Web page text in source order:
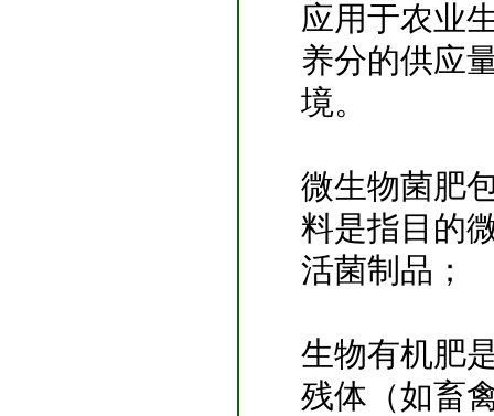
应用于农业
养分的供应
境。
微生物菌肥
料是指目的
活菌制品；
生物有机肥
残体（如畜